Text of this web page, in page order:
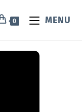
0 MENU